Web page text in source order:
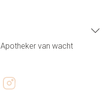
Apotheker van wacht